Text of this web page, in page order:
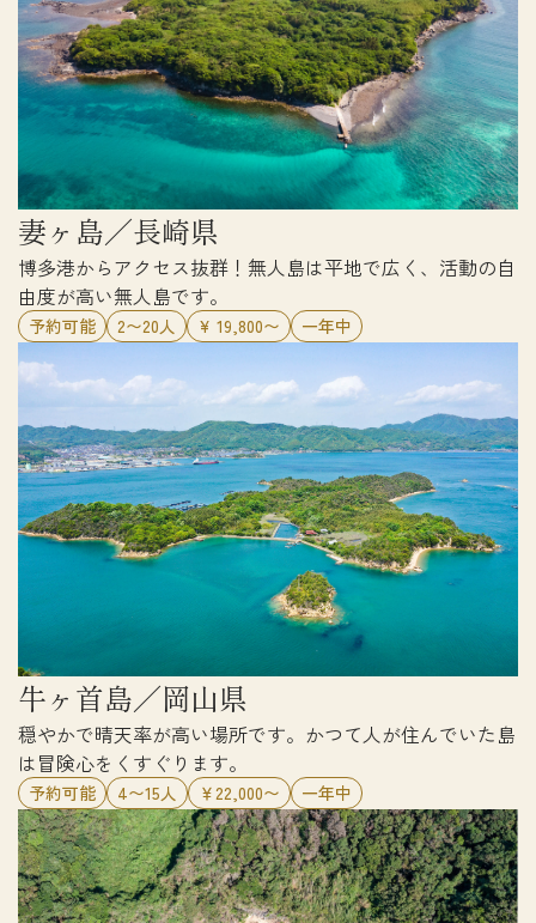
妻ヶ島／長崎県
博多港からアクセス抜群！無人島は平地で広く、活動の自
由度が高い無人島です。
予約可能 2〜20人 ¥ 19,800〜 一年中
牛ヶ首島／岡山県
穏やかで晴天率が高い場所です。かつて人が住んでいた島
は冒険心をくすぐります。
予約可能 4〜15人 ￥22,000〜 一年中